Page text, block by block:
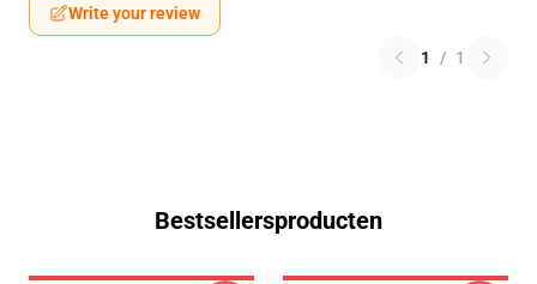
Write your review
1 / 1
Bestsellersproducten